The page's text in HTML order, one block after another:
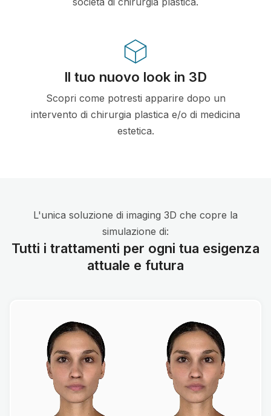
Il tuo nuovo look in 3D
Scopri come potresti apparire dopo un
intervento di chirurgia plastica e/o di medicina
estetica.
L'unica soluzione di imaging 3D che copre la
simulazione di:
Tutti i trattamenti per ogni tua esigenza
attuale e futura